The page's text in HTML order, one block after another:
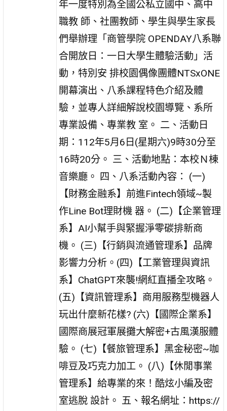
年一度特別為全國公私立國中、高中
職教 師、社團教師、學生與學生家長
們舉辦理「商管學院 OPENDAY八系聯
合開放日：一日大學生體驗活動」活
動，特別安 排校園偶像團體NTSxONE
開幕演出、八系課程特色介紹及體
驗，並專人詳細解說校園導覽、系所
專業設備、專業教 室。 二、活動日
期：112年5月6日(星期六)9時30分至
16時20分。 三、活動地點：本校Ｎ棟
音樂廳。 四、八系活動內容： (一)
【財務金融系】前進Fintech領域~製
作Line Bot理財機 器。 (二)【企業管理
系】AI小幫手與緊握淨零碳排新商
機。 (三)【行銷與流通管理系】品牌
影響力分析。(四)【工業管理與資訊
系】ChatGPT來襲!網紅直播全攻略。
(五)【資訊管理系】商用服務型機器人
玩出什麼新花樣? (六)【國際企業系】
國際商展冠軍展攤大解密+古風漢服體
驗。 (七)【餐旅管理系】黑金秘密~咖
啡豆及巧克力加工。 (八)【休閒事業
管理系】給專業的來！酷炫小編及密
室逃脫 設計。 五、報名網址：https://